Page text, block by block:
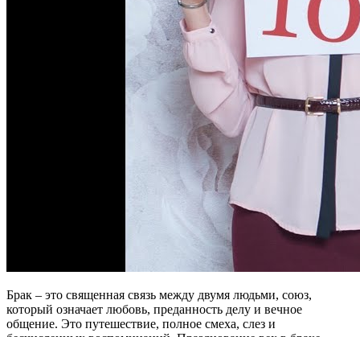
Брак – это священная связь между двумя людьми, союз,
который означает любовь, преданность делу и вечное
общение. Это путешествие, полное смеха, слез и